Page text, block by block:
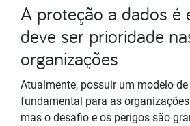
A proteção a dados é
deve ser prioridade
organizações
Atualmente, possuir um modelo
fundamental para as
mas o desafio e os perigos são